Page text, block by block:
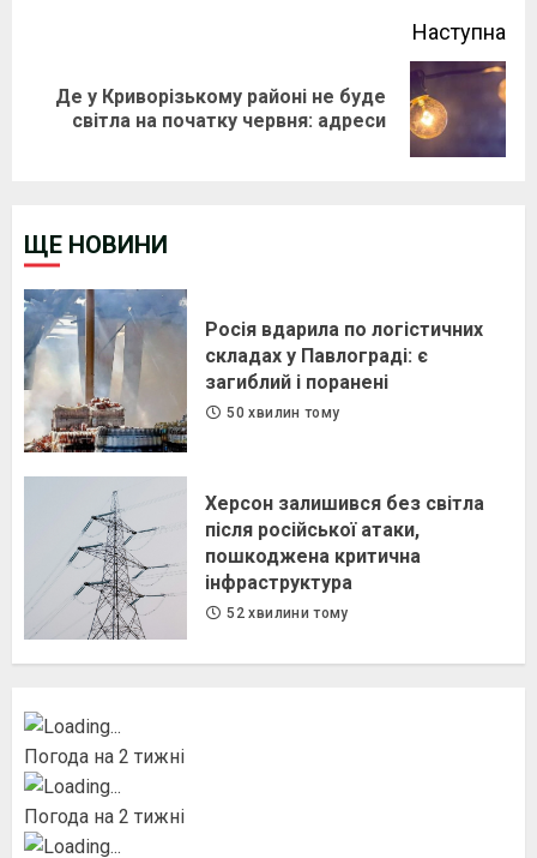
Наступна
Next
post:
Де у Криворізькому районі не буде
світла на початку червня: адреси
ЩЕ НОВИНИ
Росія вдарила по логістичних
складах у Павлограді: є
загиблий і поранені
50 хвилин тому
Херсон залишився без світла
після російської атаки,
пошкоджена критична
інфраструктура
52 хвилини тому
Погода на 2 тижні
Погода на 2 тижні